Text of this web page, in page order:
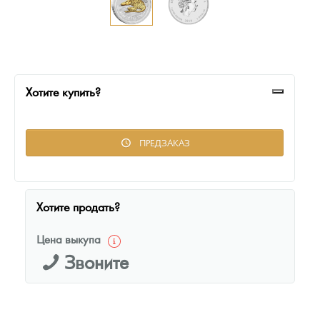
Монеты и жетоны из недрагоценных металлов
Книги по нумизматике
Хотите купить?
ПРЕДЗАКАЗ
Хотите продать?
Цена выкупа
Звоните